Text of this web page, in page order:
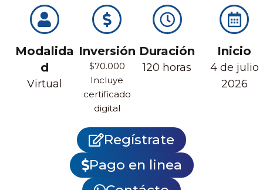
Modalida
d
Virtual
Inversión
$70.000
Incluye
certificado
digital
Duración
120 horas
Inicio
4 de julio
2026
Regístrate
Pago en linea